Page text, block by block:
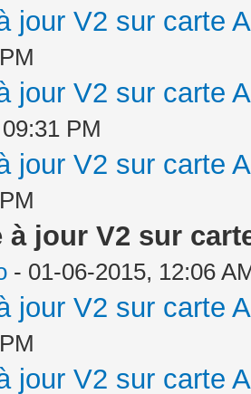
jour V2 sur carte
jour V2 sur carte
PM
jour V2 sur carte
à jour V2 sur
- 01-06-2015, 12:06
jour V2 sur carte
jour V2 sur carte